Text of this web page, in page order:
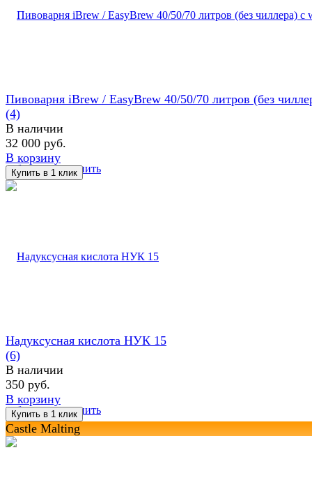
избранное сравнить
Пивоварня iBrew / EasyBrew 40/50/70 литров (без
(4)
В наличии
32 000 руб.
В корзину
избранное сравнить
Надуксусная кислота НУК 15
(6)
В наличии
350 руб.
В корзину
Castle Malting